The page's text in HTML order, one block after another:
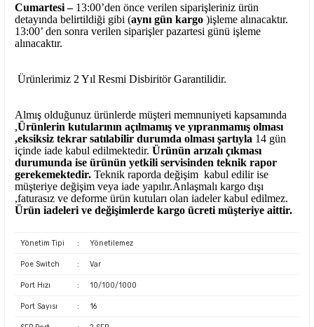
Cumartesi – 13:00’den önce verilen siparişleriniz ürün
detayında belirtildiği gibi (aynı gün kargo )işleme alınacaktır.
13:00’ den sonra verilen siparişler pazartesi günü işleme
alınacaktır.
Ürünlerimiz 2 Yıl Resmi Disbiritör Garantilidir.
Almış olduğunuz ürünlerde müşteri memnuniyeti kapsamında
,Ürünlerin kutularının açılmamış ve yıpranmamış olması
,eksiksiz tekrar satılabilir durumda olması şartıyla 14 gün
içinde iade kabul edilmektedir. Ürünün arızalı çıkması
durumunda ise ürünün yetkili servisinden teknik rapor
gerekemektedir. Teknik raporda değişim kabul edilir ise
müşteriye değişim veya iade yapılır.Anlaşmalı kargo dışı
,faturasız ve deforme ürün kutuları olan iadeler kabul edilmez.
Ürün iadeleri ve değişimlerde kargo ücreti müşteriye aittir.
Yönetim Tipi : Yönetilemez
Poe Switch : Var
Port Hızı : 10/100/1000
Port Sayısı : 16